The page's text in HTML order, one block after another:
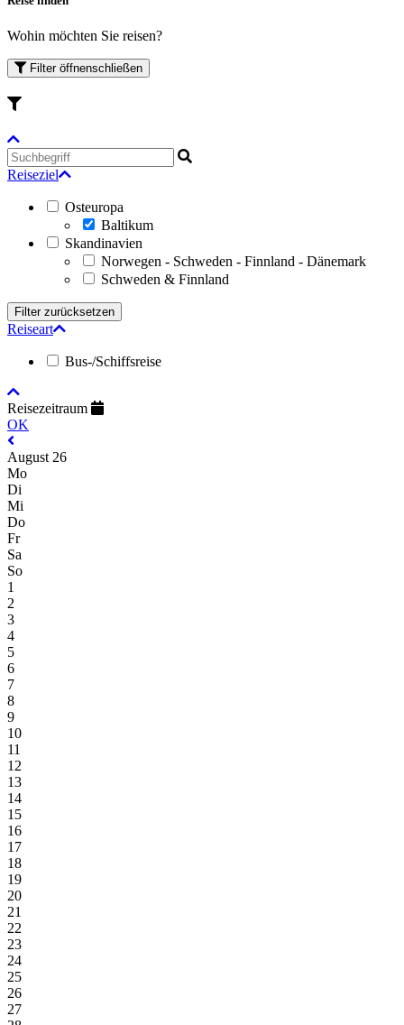
Wohin möchten Sie reisen?
Filter öffnenschließen
Reiseziel
Osteuropa
Baltikum
Skandinavien
Norwegen - Schweden - Finnland - Dänemark
Schweden & Finnland
Reiseart
Bus-/Schiffsreise
Reisezeitraum
OK
August 26
Mo
Di
Mi
Do
Fr
Sa
So
1
2
3
4
5
6
7
8
9
10
11
12
13
14
15
16
17
18
19
20
21
22
23
24
25
26
27